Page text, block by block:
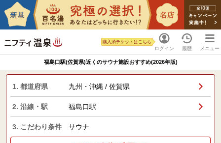
ログイン
購入済チケットはこちら
履歴 メニュー
福島口駅(佐賀県)近くのサウナ施設おすすめ(2026年版)
1. 都道府県 九州・沖縄 / 佐賀県
2. 沿線・駅 福島口駅
3. こだわり条件 サウナ